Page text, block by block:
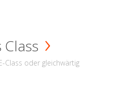
Class
Class oder gleichwärtig